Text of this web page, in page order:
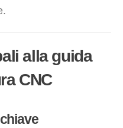
alla guida
CNC